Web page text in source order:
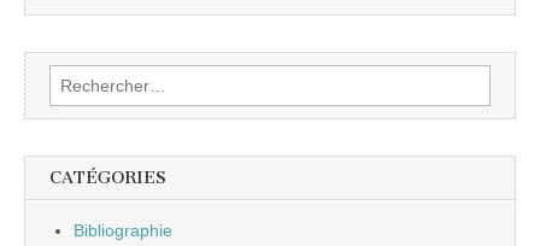
Rechercher :
CATÉGORIES
Bibliographie